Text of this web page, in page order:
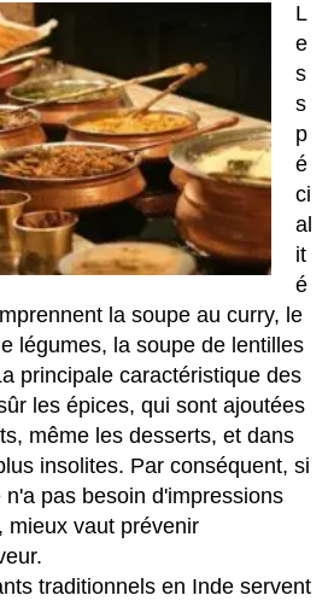
L
e
s
s
p
é
ci
al
it
é
la soupe au curry, le
légumes, la soupe de lentilles
principale caractéristique des
les épices, qui sont ajoutées
même les desserts, et dans
insolites. Par conséquent, si
n'a pas besoin d'impressions
mieux vaut prévenir
traditionnels en Inde servent